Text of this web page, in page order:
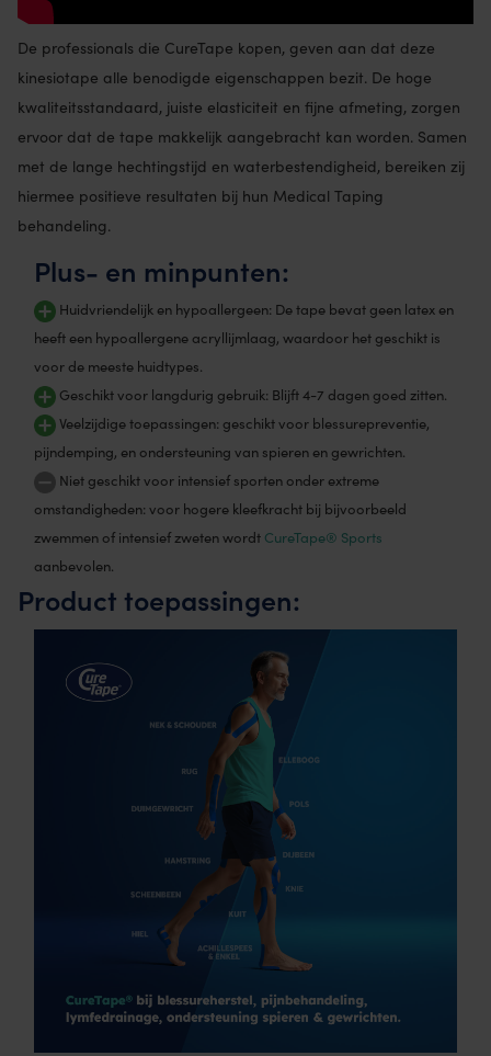
De professionals die CureTape kopen, geven aan dat deze
kinesiotape alle benodigde eigenschappen bezit. De hoge
kwaliteitsstandaard, juiste elasticiteit en fijne afmeting, zorgen
ervoor dat de tape makkelijk aangebracht kan worden. Samen
met de lange hechtingstijd en waterbestendigheid, bereiken zij
hiermee positieve resultaten bij hun Medical Taping
behandeling.
Plus- en minpunten:
Huidvriendelijk en hypoallergeen: De tape bevat geen latex en
heeft een hypoallergene acryllijmlaag, waardoor het geschikt is
voor de meeste huidtypes.
Geschikt voor langdurig gebruik: Blijft 4-7 dagen goed zitten.
Veelzijdige toepassingen: geschikt voor blessurepreventie,
pijndemping, en ondersteuning van spieren en gewrichten.
Niet geschikt voor intensief sporten onder extreme
omstandigheden: voor hogere kleefkracht bij bijvoorbeeld
zwemmen of intensief zweten wordt CureTape® Sports
aanbevolen.
Product toepassingen: